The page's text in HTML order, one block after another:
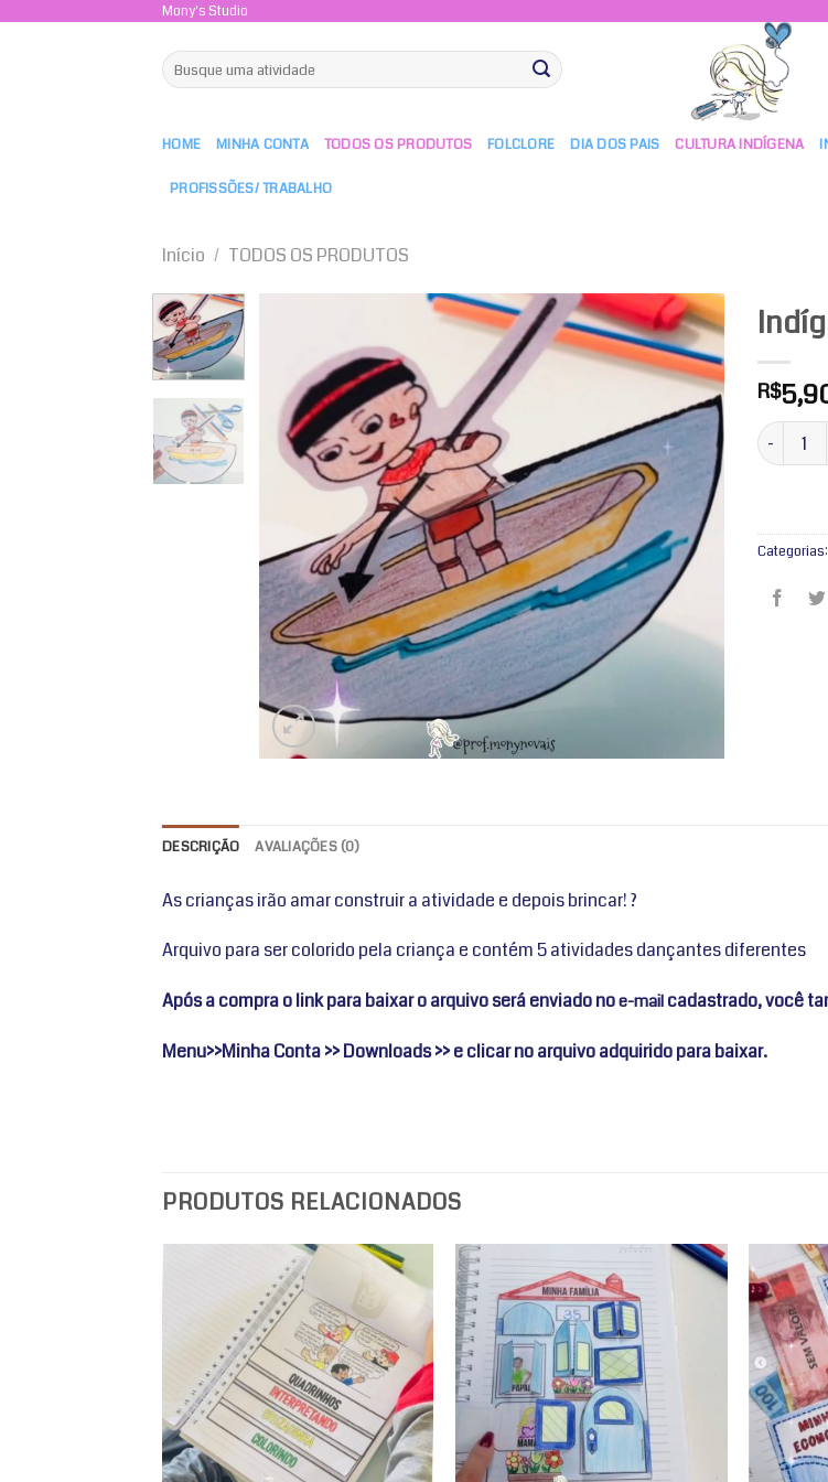
Mony's Studio
Pesquisar
por:
HOME MINHA CONTA TODOS OS PRODUTOS FOLCLORE DIA DOS PAIS CULTURA INDÍGENA
PROFISSÕES/ TRABALHO
Início / TODOS OS PRODUTOS
Adicionar
a lista de
desejos
R$
Indígena
Categorias:
DESCRIÇÃO AVALIAÇÕES (0)
As crianças irão amar construir a atividade e depois brincar! ?
Arquivo para ser colorido pela criança e contém 5 atividades dançantes diferentes
Após a compra o link para baixar o arquivo será enviado noe-mailcadastrado, você
Menu>>Minha Conta >> Downloads >> e clicar no arquivo adquirido para baixar.
PRODUTOS RELACIONADOS
Adicionar
a lista de
desejos